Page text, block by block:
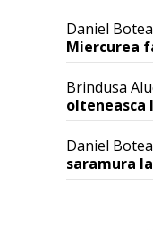
Daniel Botea
Miercurea
Brindusa
olteneasca
Daniel Botea
saramura